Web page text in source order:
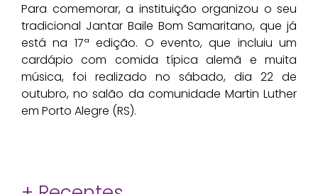
Para comemorar, a instituição organizou o seu
tradicional Jantar Baile Bom Samaritano, que já
está na 17ª edição. O evento, que incluiu um
cardápio com comida típica alemã e muita
música, foi realizado no sábado, dia 22 de
outubro, no salão da comunidade Martin Luther
em Porto Alegre (RS).